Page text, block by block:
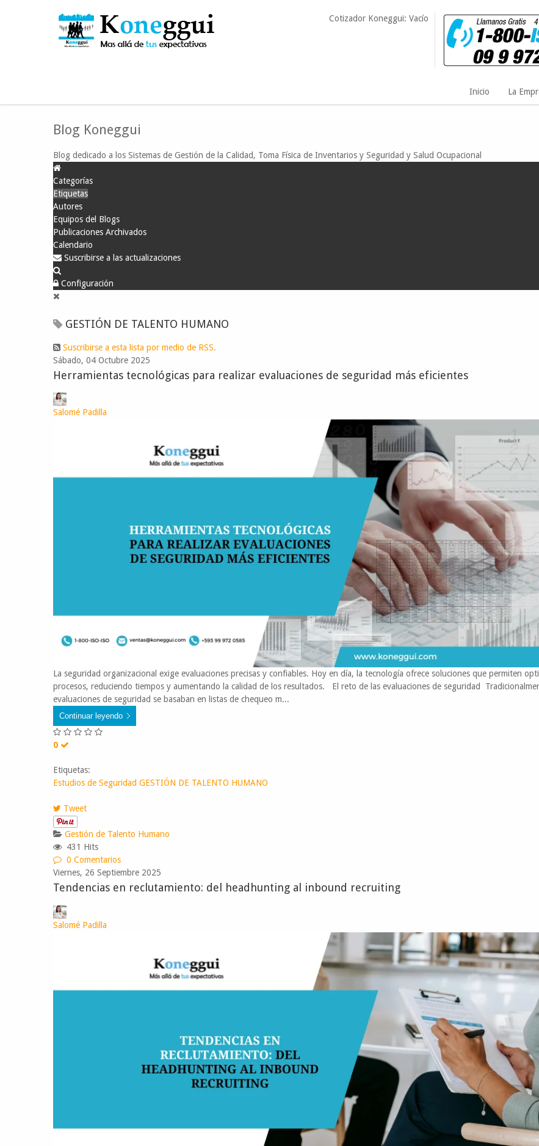
Cotizador Koneggui: Vacío
Inicio La
Blog Koneggui
Blog dedicado a los Sistemas de Gestión de la Calidad, Toma Física de Inventarios y Seguridad y Salud Ocupacional
Categorías
Etiquetas
Autores
Equipos del Blogs
Publicaciones Archivados
Calendario
Suscribirse a las actualizaciones
Configuración
GESTIÓN DE TALENTO HUMANO
Suscribirse a esta lista por medio de RSS.
Sábado, 04 Octubre 2025
Herramientas tecnológicas para realizar evaluaciones de seguridad más eficientes
Salomé Padilla
La seguridad organizacional exige evaluaciones precisas y confiables. Hoy en día, la tecnología ofrece soluciones que permiten
procesos, reduciendo tiempos y aumentando la calidad de los resultados. El reto de las evaluaciones de seguridad
evaluaciones de seguridad se basaban en listas de chequeo m...
Continuar leyendo
0
Etiquetas:
Estudios de Seguridad GESTIÓN DE TALENTO HUMANO
Tweet
Gestión de Talento Humano
431 Hits
0 Comentarios
Viernes, 26 Septiembre 2025
Tendencias en reclutamiento: del headhunting al inbound recruiting
Salomé Padilla